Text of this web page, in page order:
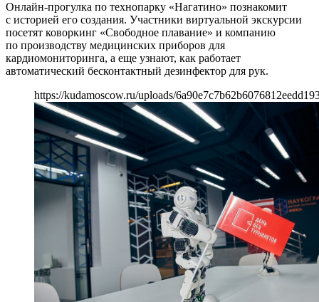
Онлайн-прогулка по технопарку «Нагатино» познакомит
с историей его создания. Участники виртуальной экскурсии
посетят коворкинг «Свободное плавание» и компанию
по производству медицинских приборов для
кардиомониторинга, а еще узнают, как работает
автоматический бесконтактный дезинфектор для рук.
https://kudamoscow.ru/uploads/